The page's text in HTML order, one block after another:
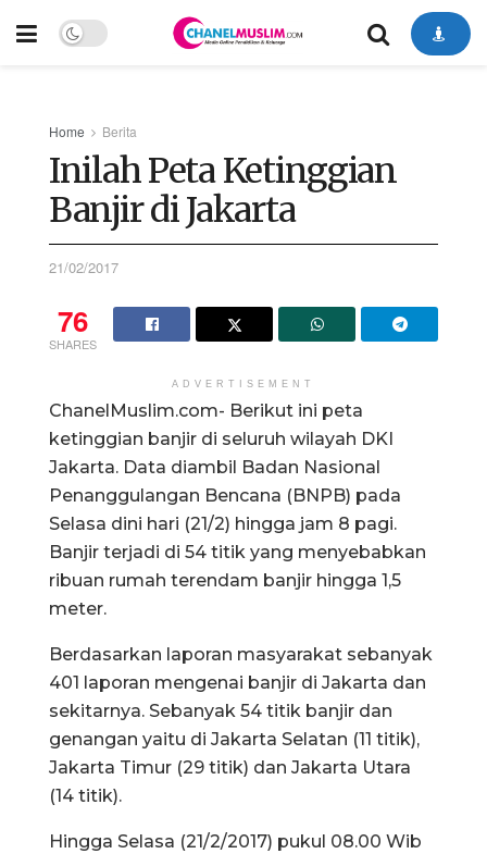
Home Berita
Inilah Peta Ketinggian
Banjir di Jakarta
21/02/2017
76
SHARES
ADVERTISEMENT
ChanelMuslim.com- Berikut ini peta
ketinggian banjir di seluruh wilayah DKI
Jakarta. Data diambil Badan Nasional
Penanggulangan Bencana (BNPB) pada
Selasa dini hari (21/2) hingga jam 8 pagi.
Banjir terjadi di 54 titik yang menyebabkan
ribuan rumah terendam banjir hingga 1,5
meter.
Berdasarkan laporan masyarakat sebanyak
401 laporan mengenai banjir di Jakarta dan
sekitarnya. Sebanyak 54 titik banjir dan
genangan yaitu di Jakarta Selatan (11 titik),
Jakarta Timur (29 titik) dan Jakarta Utara
(14 titik).
Hingga Selasa (21/2/2017) pukul 08.00 Wib